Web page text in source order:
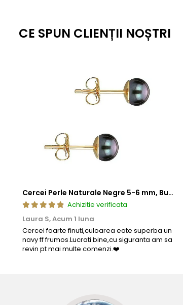
CE SPUN CLIENȚII NOȘTRI
Cercei Perle Naturale Negre 5-6 mm, Buton AAA, Aur 14K (aur 585), Tip Șurub | KASKADDA®
Achizitie verificata
Laura S,Acum 1 luna
Cercei foarte finuti,culoarea eate superba un
navy ff frumos.Lucrati bine,cu siguranta am sa
revin pt mai multe comenzi.❤️